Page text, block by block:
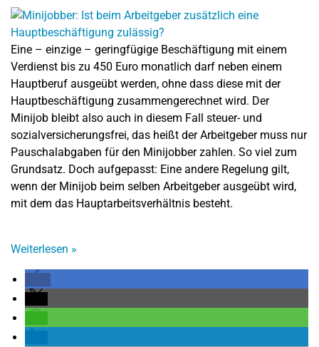
Eine – einzige – geringfügige Beschäftigung mit einem
Verdienst bis zu 450 Euro monatlich darf neben einem
Hauptberuf ausgeübt werden, ohne dass diese mit der
Hauptbeschäftigung zusammengerechnet wird. Der
Minijob bleibt also auch in diesem Fall steuer- und
sozialversicherungsfrei, das heißt der Arbeitgeber muss nur
Pauschalabgaben für den Minijobber zahlen. So viel zum
Grundsatz. Doch aufgepasst: Eine andere Regelung gilt,
wenn der Minijob beim selben Arbeitgeber ausgeübt wird,
mit dem das Hauptarbeitsverhältnis besteht.
Weiterlesen »